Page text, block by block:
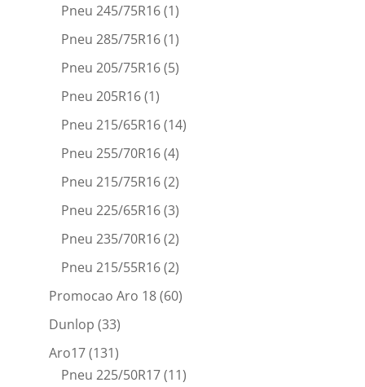
Pneu 245/75R16(1)
Pneu 285/75R16(1)
Pneu 205/75R16(5)
Pneu 205R16(1)
Pneu 215/65R16(14)
Pneu 255/70R16(4)
Pneu 215/75R16(2)
Pneu 225/65R16(3)
Pneu 235/70R16(2)
Pneu 215/55R16(2)
Promocao Aro 18(60)
Dunlop (33)
Aro17(131)
Pneu 225/50R17(11)